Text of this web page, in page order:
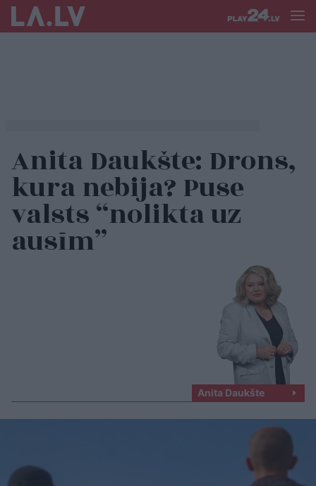
Anita Daukšte: Drons,
kura nebija? Puse
valsts “nolikta uz
ausīm”
Anita Daukšte